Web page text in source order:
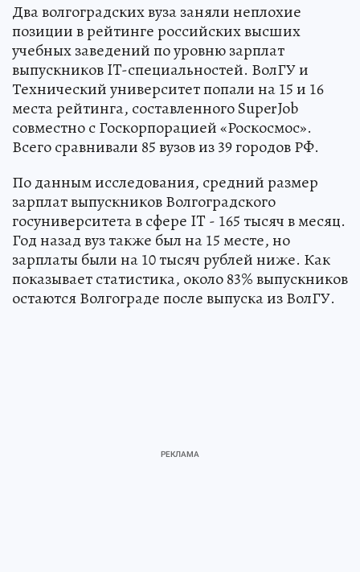
Два волгоградских вуза заняли неплохие
позиции в рейтинге российских высших
учебных заведений по уровню зарплат
выпускников IT-специальностей. ВолГУ и
Технический университет попали на 15 и 16
места рейтинга, составленного SuperJob
совместно с Госкорпорацией «Роскосмос».
Всего сравнивали 85 вузов из 39 городов РФ.
По данным исследования, средний размер
зарплат выпускников Волгоградского
госуниверситета в сфере IT - 165 тысяч в месяц.
Год назад вуз также был на 15 месте, но
зарплаты были на 10 тысяч рублей ниже. Как
показывает статистика, около 83% выпускников
остаются Волгограде после выпуска из ВолГУ.